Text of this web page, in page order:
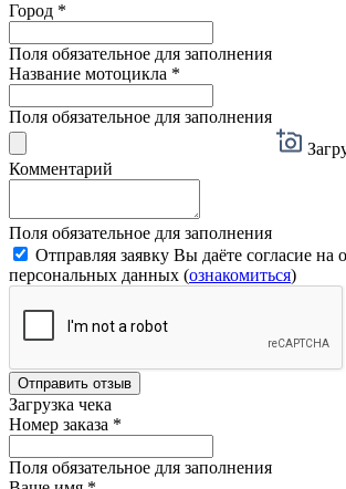
Город *
Поля обязательное для заполнения
Название мотоцикла *
Поля обязательное для заполнения
Комментарий
Поля обязательное для заполнения
Отправляя заявку Вы даёте согласие на
персональных данных (ознакомиться)
Отправить отзыв
Загрузка чека
Номер заказа *
Поля обязательное для заполнения